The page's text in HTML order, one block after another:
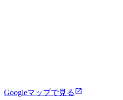
Googleマップで見る